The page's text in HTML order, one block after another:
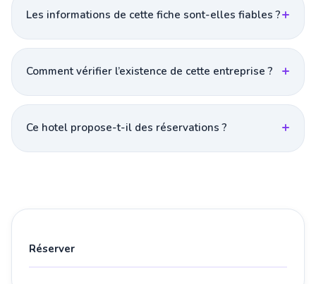
Les informations de cette fiche sont-elles fiables ?
Comment vérifier l’existence de cette entreprise ?
Ce hotel propose-t-il des réservations ?
Réserver